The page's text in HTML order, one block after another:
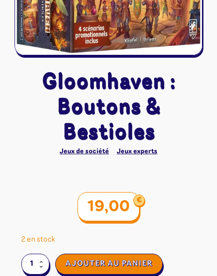
Naruto Mythos
Autres
Tapis de jeu
Gloomhaven :
Boutons &
Bestioles
Jeux de société Jeux experts
19,00 €
2 en stock
quantité
de
AJOUTER AU PANIER